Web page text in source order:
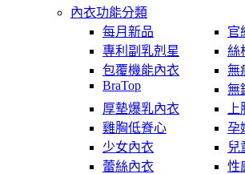
內衣功能分類
每月新品
官
專利副乳剋星
絲
包覆機能內衣
無
BraTop
無
厚墊爆乳內衣
雞胸低脊心
孕
少女內衣
兒
蕾絲內衣
性